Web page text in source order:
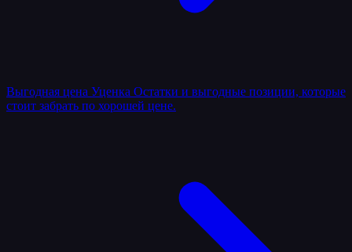
Выгодная цена Уценка Остатки и выгодные позиции, которые
стоит забрать по хорошей цене.